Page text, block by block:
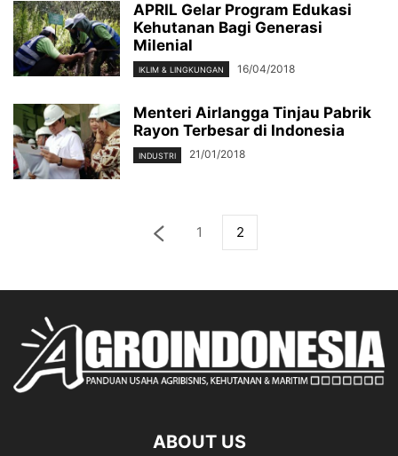
APRIL Gelar Program Edukasi
Kehutanan Bagi Generasi
Milenial
IKLIM & LINGKUNGAN 16/04/2018
Menteri Airlangga Tinjau Pabrik
Rayon Terbesar di Indonesia
INDUSTRI 21/01/2018
1 2
ABOUT US